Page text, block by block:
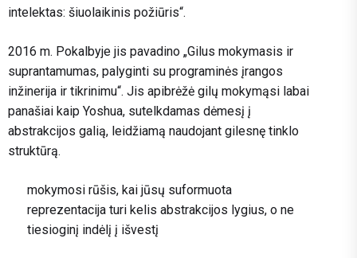
intelektas: šiuolaikinis požiūris“.
2016 m. Pokalbyje jis pavadino „Gilus mokymasis ir
suprantamumas, palyginti su programinės įrangos
inžinerija ir tikrinimu“. Jis apibrėžė gilų mokymąsi labai
panašiai kaip Yoshua, sutelkdamas dėmesį į
abstrakcijos galią, leidžiamą naudojant gilesnę tinklo
struktūrą.
mokymosi rūšis, kai jūsų suformuota
reprezentacija turi kelis abstrakcijos lygius, o ne
tiesioginį indėlį į išvestį